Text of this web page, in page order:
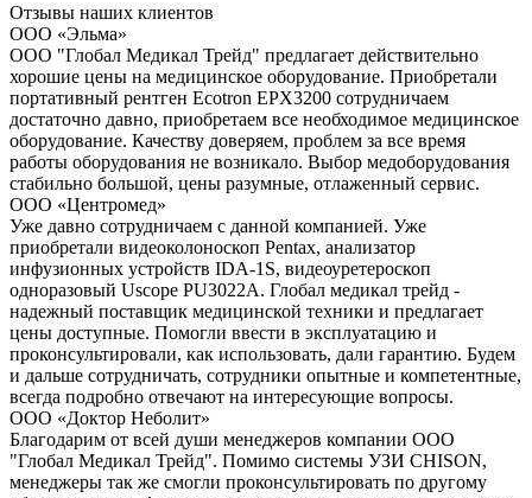
Отзывы наших клиентов
ООО «Эльма»
ООО "Глобал Медикал Трейд" предлагает действительно
хорошие цены на медицинское оборудование. Приобретали
портативный рентген Ecotron EPX3200 сотрудничаем
достаточно давно, приобретаем все необходимое медицинское
оборудование. Качеству доверяем, проблем за все время
работы оборудования не возникало. Выбор медоборудования
стабильно большой, цены разумные, отлаженный сервис.
ООО «Центромед»
Уже давно сотрудничаем с данной компанией. Уже
приобретали видеоколоноскоп Pentax, анализатор
инфузионных устройств IDA-1S, видеоуретероскоп
одноразовый Uscope PU3022A. Глобал медикал трейд -
надежный поставщик медицинской техники и предлагает
цены доступные. Помогли ввести в эксплуатацию и
проконсультировали, как использовать, дали гарантию. Будем
и дальше сотрудничать, сотрудники опытные и компетентные,
всегда подробно отвечают на интересующие вопросы.
ООО «Доктор Неболит»
Благодарим от всей души менеджеров компании ООО
"Глобал Медикал Трейд". Помимо системы УЗИ CHISON,
менеджеры так же смогли проконсультировать по другому